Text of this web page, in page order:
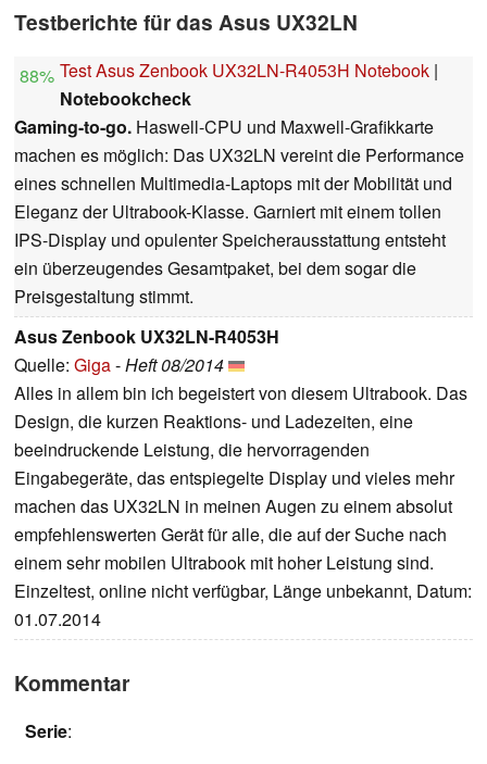
Testberichte für das Asus UX32LN
88% Test Asus Zenbook UX32LN-R4053H Notebook |
Notebookcheck
Gaming-to-go. Haswell-CPU und Maxwell-Grafikkarte
machen es möglich: Das UX32LN vereint die Performance
eines schnellen Multimedia-Laptops mit der Mobilität und
Eleganz der Ultrabook-Klasse. Garniert mit einem tollen
IPS-Display und opulenter Speicherausstattung entsteht
ein überzeugendes Gesamtpaket, bei dem sogar die
Preisgestaltung stimmt.
Asus Zenbook UX32LN-R4053H
Quelle: Giga-Heft 08/2014
Alles in allem bin ich begeistert von diesem Ultrabook. Das
Design, die kurzen Reaktions- und Ladezeiten, eine
beeindruckende Leistung, die hervorragenden
Eingabegeräte, das entspiegelte Display und vieles mehr
machen das UX32LN in meinen Augen zu einem absolut
empfehlenswerten Gerät für alle, die auf der Suche nach
einem sehr mobilen Ultrabook mit hoher Leistung sind.
Einzeltest, online nicht verfügbar, Länge unbekannt, Datum:
01.07.2014
Kommentar
Serie: